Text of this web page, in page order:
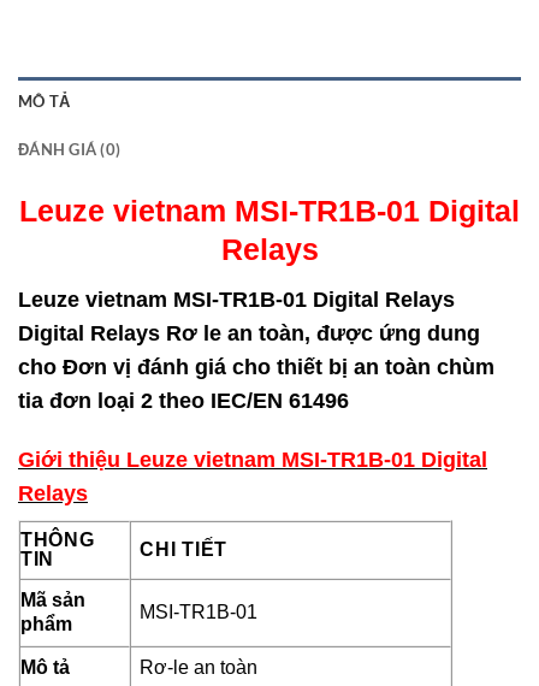
MÔ TẢ
ĐÁNH GIÁ (0)
Leuze vietnam MSI-TR1B-01 Digital
Relays
Leuze vietnam MSI-TR1B-01 Digital Relays
Digital Relays Rơ le an toàn, được ứng dung
cho Đơn vị đánh giá cho thiết bị an toàn chùm
tia đơn loại 2 theo IEC/EN 61496
Giới thiệu Leuze vietnam MSI-TR1B-01 Digital
Relays
THÔNG
TIN
CHI TIẾT
Mã sản
phẩm
MSI-TR1B-01
Mô tả Rơ-le an toàn